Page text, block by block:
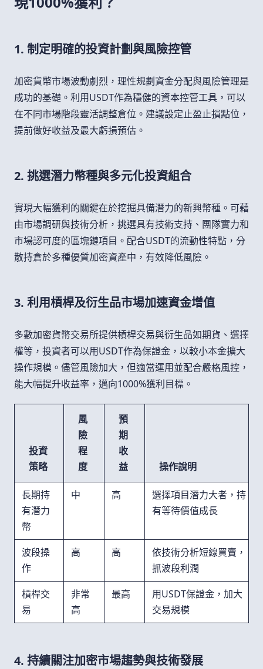
1. 制定明確的投資計劃與風險控管
加密貨幣市場波動劇烈，理性規劃資金分配與風險管理是
成功的基礎。利用USDT作為穩健的資本控管工具，可以
在不同市場階段靈活調整倉位。建議設定止盈止損點位，
提前做好收益及最大虧損預估。
2. 挑選潛力幣種與多元化投資組合
實現大幅獲利的關鍵在於挖掘具備潛力的新興幣種。可藉
由市場調研與技術分析，挑選具有技術支持、團隊實力和
市場認可度的區塊鏈項目。配合USDT的流動性特點，分
散持倉於多種優質加密資產中，有效降低風險。
3. 利用槓桿及衍生品市場加速資金增值
多數加密貨幣交易所提供槓桿交易與衍生品如期貨、選擇
權等，投資者可以用USDT作為保證金，以較小本金擴大
操作規模。儘管風險加大，但適當運用並配合嚴格風控，
能大幅提升收益率，邁向1000%獲利目標。
投資
策略
風
險
程
度
預
期
收
益
操作說明
長期持
有潛力
幣
中 高
選擇項目潛力大者，持
有等待價值成長
波段操
作
高 高
依技術分析短線買賣，
抓波段利潤
槓桿交
易
非常
高
最高
用USDT保證金，加大
交易規模
4. 持續關注加密市場趨勢與技術發展